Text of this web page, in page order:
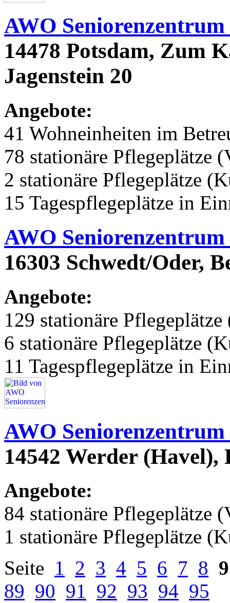
AWO
14478 Potsdam, Zum
Jagenstein 20
Angebote:
41 Wohneinheiten im
78 stationäre Pflegeplätze
2 stationäre Pflegeplätze
15 Tagespflegeplätze in
AWO
16303 Schwedt/Oder,
Angebote:
129 stationäre
6 stationäre Pflegeplätze
11 Tagespflegeplätze in
AWO
14542 Werder
Angebote:
84 stationäre Pflegeplätze
1 stationäre Pflegeplätze
Seite 1 2 3 4 5 6 7 8 9
89 90 91 92 93 94 95